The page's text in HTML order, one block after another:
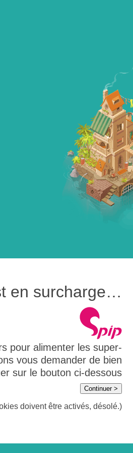
en surcharge…
pour alimenter les super-
vous demander de bien
sur le bouton ci-dessous
Continuer >
doivent être activés, désolé.)